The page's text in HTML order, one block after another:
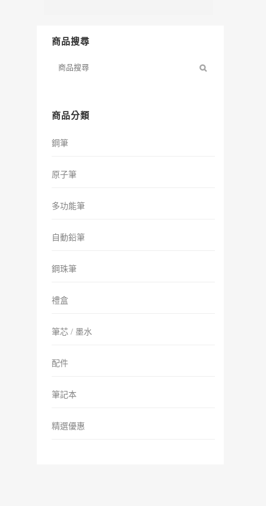
商品搜尋
商品分類
鋼筆
原子筆
多功能筆
自動鉛筆
鋼珠筆
禮盒
筆芯 / 墨水
配件
筆記本
精選優惠